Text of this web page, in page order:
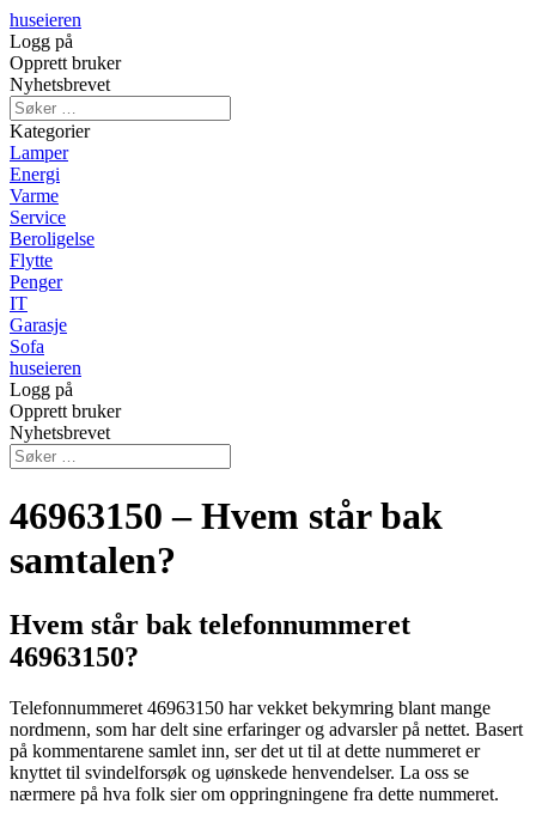
huseieren
Logg på
Opprett bruker
Nyhetsbrevet
Kategorier
Lamper
Energi
Varme
Service
Beroligelse
Flytte
Penger
IT
Garasje
Sofa
huseieren
Logg på
Opprett bruker
Nyhetsbrevet
46963150 – Hvem står bak
samtalen?
Hvem står bak telefonnummeret
46963150?
Telefonnummeret 46963150 har vekket bekymring blant mange
nordmenn, som har delt sine erfaringer og advarsler på nettet. Basert
på kommentarene samlet inn, ser det ut til at dette nummeret er
knyttet til svindelforsøk og uønskede henvendelser. La oss se
nærmere på hva folk sier om oppringningene fra dette nummeret.